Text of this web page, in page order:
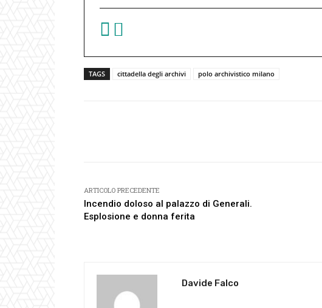
TAGS cittadella degli archivi polo archivistico milano
ARTICOLO PRECEDENTE
Incendio doloso al palazzo di Generali.
Esplosione e donna ferita
Davide Falco